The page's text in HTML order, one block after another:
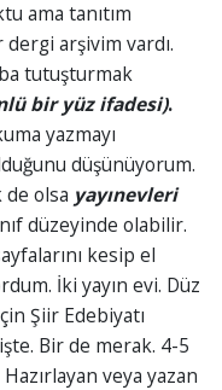
ama tanıtım
arşivim vardı.
tutuşturmak
bir yüz ifadesi).
yazmayı
düşünüyorum.
de olsa yayınevleri
düzeyinde olabilir.
kesip el
İki yayın evi. Düz
Şiir Edebiyatı
Bir de merak. 4-5
veya yazan